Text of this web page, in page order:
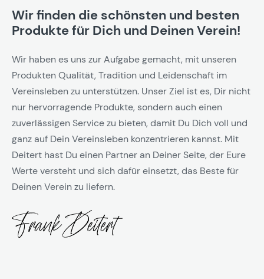
Wir finden die schönsten und besten
Produkte für Dich und Deinen Verein!
Wir haben es uns zur Aufgabe gemacht, mit unseren
Produkten Qualität, Tradition und Leidenschaft im
Vereinsleben zu unterstützen. Unser Ziel ist es, Dir nicht
nur hervorragende Produkte, sondern auch einen
zuverlässigen Service zu bieten, damit Du Dich voll und
ganz auf Dein Vereinsleben konzentrieren kannst. Mit
Deitert hast Du einen Partner an Deiner Seite, der Eure
Werte versteht und sich dafür einsetzt, das Beste für
Deinen Verein zu liefern.